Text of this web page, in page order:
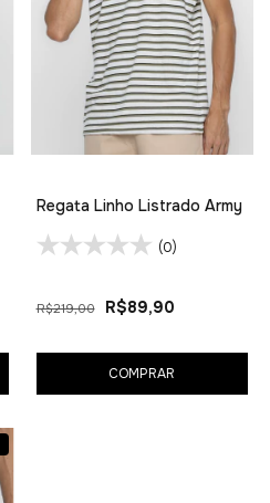
Regata Linho Listrado Army
(0)
R$219,00 R$89,90
COMPRAR